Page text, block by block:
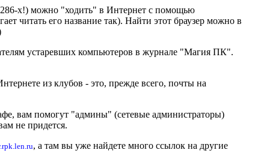
286-х!) можно "ходить" в Интернет с помощью
читать его название так). Найти этот браузер можно в
устаревших компьютеров в журнале "Магия ПК".
из клубов - это, прежде всего, почты на
вам помогут "админы" (сетевые администраторы)
не придется.
, а там вы уже найдете много ссылок на другие